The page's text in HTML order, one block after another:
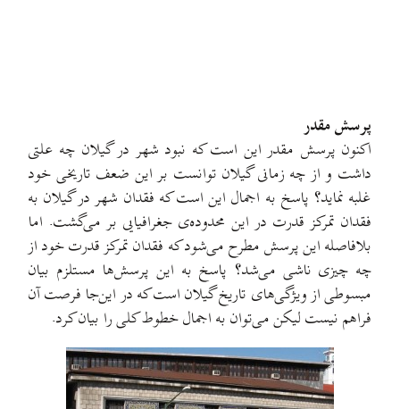
پرسش مقدر
اکنون پرسش مقدر این است که نبود شهر در گیلان چه علتی
داشت و از چه زمانی گیلان توانست بر این ضعف تاریخی خود
غلبه نماید؟ پاسخ به اجمال این است که فقدان شهر در گیلان به
فقدان تمرکز قدرت در این محدوده‌ی جغرافیایی بر می‌گشت. اما
بلافاصله این پرسش مطرح می‌شود که فقدان تمرکز قدرت خود از
چه چیزی ناشی می‌شد؟ پاسخ به این پرسش‌ها مستلزم بیان
مبسوطی از ویژگی‌های تاریخ گیلان است که در این‌جا فرصت آن
فراهم نیست لیکن می‌توان به اجمال خطوط کلی را بیان کرد.